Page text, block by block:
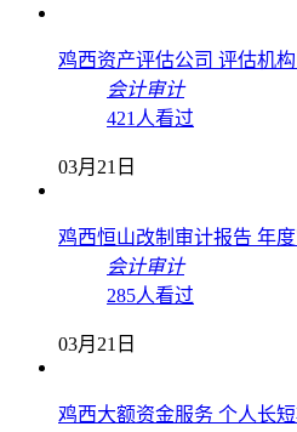
鸡西资产评估公司 评估机
会计审计
421人看过
03月21日
鸡西恒山改制审计报告 年
会计审计
285人看过
03月21日
鸡西大额资金服务 个人长